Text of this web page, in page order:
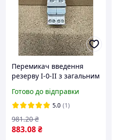
Перемикач введення
резерву I-0-II з загальним
А/230В Hager перемикач
трьохпозиційний для
генератора
Готово до відправки
5.0 (1)
883.08₴
981.20 ₴